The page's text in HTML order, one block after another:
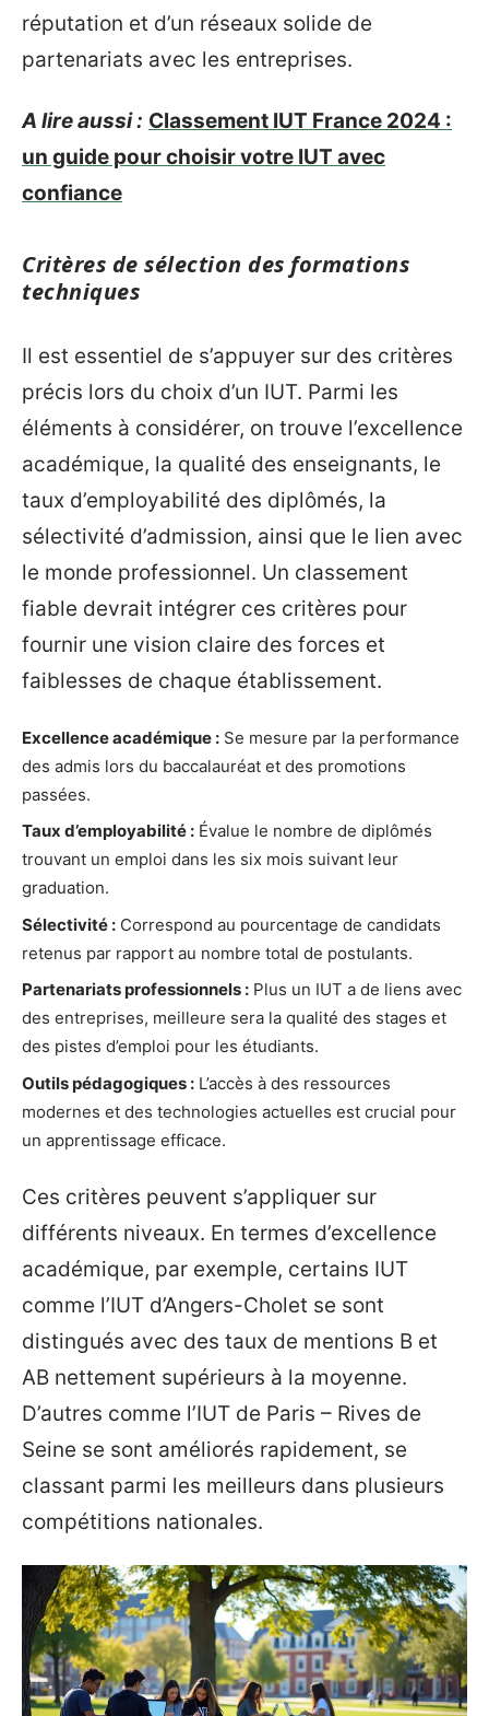
réputation et d’un réseaux solide de
partenariats avec les entreprises.
A lire aussi : Classement IUT France 2024 :
un guide pour choisir votre IUT avec
confiance
Critères de sélection des formations
techniques
Il est essentiel de s’appuyer sur des critères
précis lors du choix d’un IUT. Parmi les
éléments à considérer, on trouve l’excellence
académique, la qualité des enseignants, le
taux d’employabilité des diplômés, la
sélectivité d’admission, ainsi que le lien avec
le monde professionnel. Un classement
fiable devrait intégrer ces critères pour
fournir une vision claire des forces et
faiblesses de chaque établissement.
Excellence académique : Se mesure par la performance
des admis lors du baccalauréat et des promotions
passées.
Taux d’employabilité : Évalue le nombre de diplômés
trouvant un emploi dans les six mois suivant leur
graduation.
Sélectivité : Correspond au pourcentage de candidats
retenus par rapport au nombre total de postulants.
Partenariats professionnels : Plus un IUT a de liens avec
des entreprises, meilleure sera la qualité des stages et
des pistes d’emploi pour les étudiants.
Outils pédagogiques : L’accès à des ressources
modernes et des technologies actuelles est crucial pour
un apprentissage efficace.
Ces critères peuvent s’appliquer sur
différents niveaux. En termes d’excellence
académique, par exemple, certains IUT
comme l’IUT d’Angers-Cholet se sont
distingués avec des taux de mentions B et
AB nettement supérieurs à la moyenne.
D’autres comme l’IUT de Paris – Rives de
Seine se sont améliorés rapidement, se
classant parmi les meilleurs dans plusieurs
compétitions nationales.